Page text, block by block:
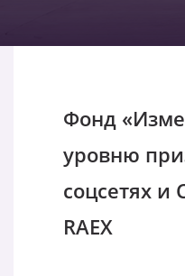
Фонд
уровню
соцсетях
RAEX